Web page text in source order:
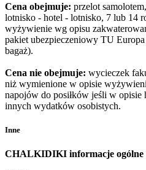
Cena obejmuje: przelot
lotnisko - hotel - lotnisko, 7 lub 14
wyżywienie wg opisu
pakiet ubezpieczeniowy TU
bagaż).
Cena nie obejmuje: wycieczek
niż wymienione w opisie
napojów do posiłków jeśli w opisie
innych wydatków osobistych.
Inne
CHALKIDIKI informacje ogólne